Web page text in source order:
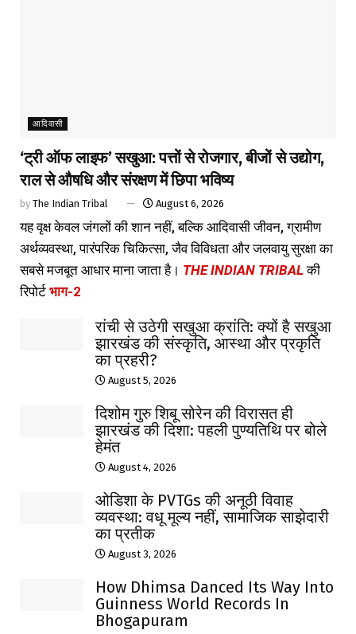
आदिवासी
‘ट्री ऑफ लाइफ’ सखुआ: पत्तों से रोजगार, बीजों से उद्योग,
राल से औषधि और संरक्षण में छिपा भविष्य
by The Indian Tribal August 6, 2026
यह वृक्ष केवल जंगलों की शान नहीं, बल्कि आदिवासी जीवन, ग्रामीण
अर्थव्यवस्था, पारंपरिक चिकित्सा, जैव विविधता और जलवायु सुरक्षा का
सबसे मजबूत आधार माना जाता है। THE INDIAN TRIBAL की
रिपोर्ट भाग-2
रांची से उठेगी सखुआ क्रांति: क्यों है सखुआ
झारखंड की संस्कृति, आस्था और प्रकृति
का प्रहरी?
August 5, 2026
दिशोम गुरु शिबू सोरेन की विरासत ही
झारखंड की दिशा: पहली पुण्यतिथि पर बोले
हेमंत
August 4, 2026
ओडिशा के PVTGs की अनूठी विवाह
व्यवस्था: वधू मूल्य नहीं, सामाजिक साझेदारी
का प्रतीक
August 3, 2026
How Dhimsa Danced Its Way Into
Guinness World Records In
Bhogapuram